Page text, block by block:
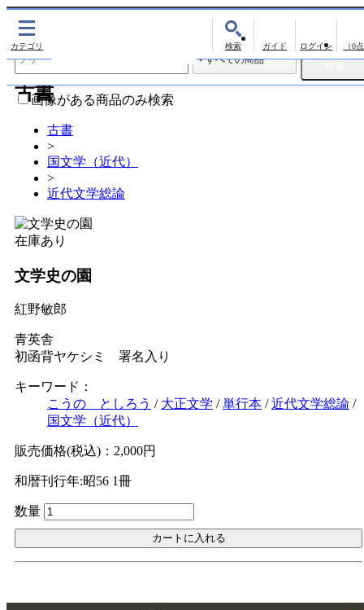
（0
出版物
影印資料
近代雑誌複刻資料
単行本◆文学
単行本◆歴史
単行本◆美術
Ｗｅｂ版
美本なし
古書
画像がある商品のみ検索
古書
古書
>
国文学（近代）
>
近代文学総論
在庫あり
文学史の園
紅野敏郎
青英舎
初函背ヤケシミ 署名入り
キーワード：
こうの としろう / 大正文学 /単行本 /近代文学総論 /
国文学（近代）
販売価格(税込)：2,000円
和暦刊行年:昭56 1冊
数量